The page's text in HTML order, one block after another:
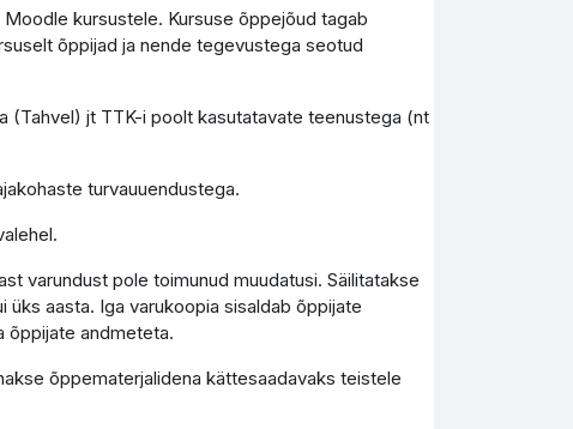
kursustele. Kursuse õppejõud tagab
õppijad ja nende tegevustega seotud
(Tahvel) jt TTK-i poolt kasutatavate teenustega (nt
turvauuendustega.
varundust pole toimunud muudatusi. Säilitatakse
aasta. Iga varukoopia sisaldab õppijate
õppijate andmeteta.
õppematerjalidena kättesaadavaks teistele